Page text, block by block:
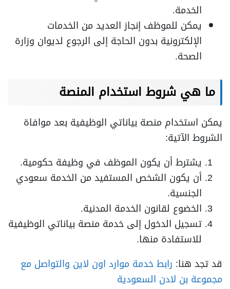
الخدمة.
يمكن للموظف إنجاز العديد من الخدمات
الإلكترونية بدون الحاجة إلى الرجوع لديوان وزارة
الصحة.
ما هي شروط استخدام المنصة
يمكن استخدام منصة بياناتي الوظيفية بعد موافاة
الشروط الآتية:
يشترط أن يكون الموظف في وظيفة حكومية.
أن يكون الشخص المستفيد من الخدمة سعودي
الجنسية.
الخضوع لقانون الخدمة المدنية.
تسجيل الدخول إلى خدمة منصة بياناتي الوظيفية
للاستفادة منها.
قد تجد هنا: رابط خدمة موارد اون لاين والتواصل مع
مجموعة بن لادن السعودية